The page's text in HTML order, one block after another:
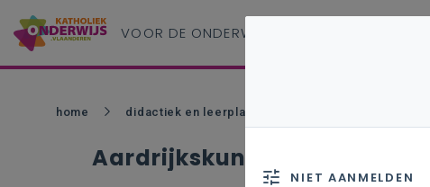
VOOR DE ONDERWIJS
home didactiek en leerplannen - bao
Aardrijkskunde
NIET AANMELDEN